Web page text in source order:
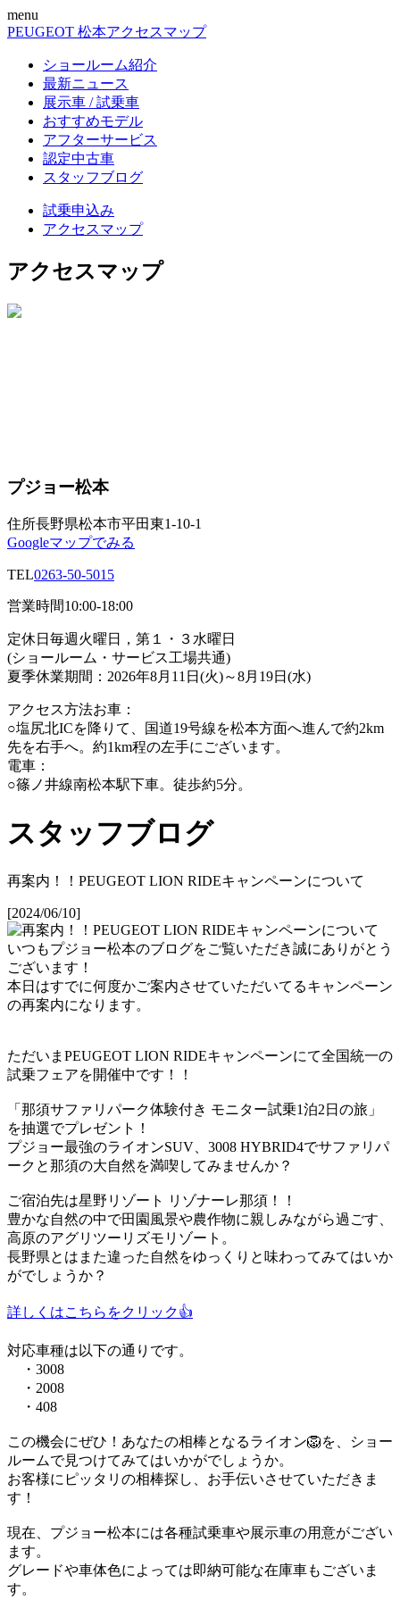
menu
PEUGEOT 松本アクセスマップ
ショールーム紹介
最新ニュース
展示車 / 試乗車
おすすめモデル
アフターサービス
認定中古車
スタッフブログ
試乗申込み
アクセスマップ
アクセスマップ
プジョー松本
住所長野県松本市平田東1-10-1
Googleマップでみる
TEL0263-50-5015
営業時間10:00-18:00
定休日 毎週火曜日，第１・３水曜日
(ショールーム・サービス工場共通)
夏季休業期間：2026年8月11日(火)～8月19日(水)
アクセス方法お車：
○塩尻北ICを降りて、国道19号線を松本方面へ進んで約2km
先を右手へ。約1km程の左手にございます。
電車：
○篠ノ井線南松本駅下車。徒歩約5分。
スタッフブログ
再案内！！PEUGEOT LION RIDEキャンペーンについて
[2024/06/10]
いつもプジョー松本のブログをご覧いただき誠にありがとう
ございます！
本日はすでに何度かご案内させていただいてるキャンペーン
の再案内になります。
ただいまPEUGEOT LION RIDEキャンペーンにて全国統一の
試乗フェアを開催中です！！
「那須サファリパーク体験付き モニター試乗1泊2日の旅」
を抽選でプレゼント！
プジョー最強のライオンSUV、3008 HYBRID4でサファリパ
ークと那須の大自然を満喫してみませんか？
ご宿泊先は星野リゾート リゾナーレ那須！！
豊かな自然の中で田園風景や農作物に親しみながら過ごす、
高原のアグリツーリズモリゾート。
長野県とはまた違った自然をゆっくりと味わってみてはいか
がでしょうか？
詳しくはこちらをクリック👍
対応車種は以下の通りです。
・3008
・2008
・408
この機会にぜひ！あなたの相棒となるライオン🦁を、ショー
ルームで見つけてみてはいかがでしょうか。
お客様にピッタリの相棒探し、お手伝いさせていただきま
す！
現在、プジョー松本には各種試乗車や展示車の用意がござい
ます。
グレードや車体色によっては即納可能な在庫車もございま
す。